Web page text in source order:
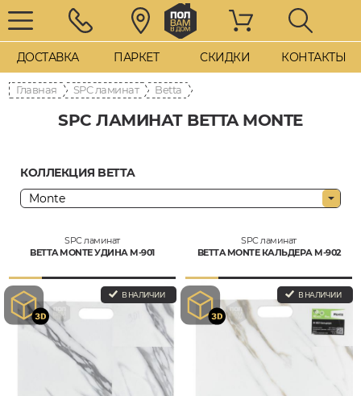
ДОСТАВКА ПАРКЕТ СКИДКИ КОНТАКТЫ
Главная SPC ламинат Betta
SPC ЛАМИНАТ BETTA MONTE
КОЛЛЕКЦИЯ BETTA
SPC ламинат
BETTA MONTE УДИНА M-901
В НАЛИЧИИ
SPC ламинат
BETTA MONTE КАЛЬДЕРА M-902
В НАЛИЧИИ